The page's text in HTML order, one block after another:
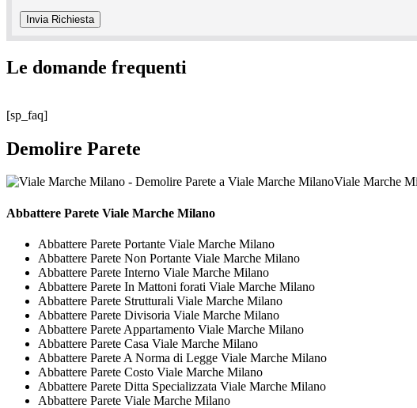
Le domande frequenti
[sp_faq]
Demolire Parete
Viale Marche
Abbattere Parete Viale Marche Milano
Abbattere Parete Portante Viale Marche Milano
Abbattere Parete Non Portante Viale Marche Milano
Abbattere Parete Interno Viale Marche Milano
Abbattere Parete In Mattoni forati Viale Marche Milano
Abbattere Parete Strutturali Viale Marche Milano
Abbattere Parete Divisoria Viale Marche Milano
Abbattere Parete Appartamento Viale Marche Milano
Abbattere Parete Casa Viale Marche Milano
Abbattere Parete A Norma di Legge Viale Marche Milano
Abbattere Parete Costo Viale Marche Milano
Abbattere Parete Ditta Specializzata Viale Marche Milano
Abbattere Parete Viale Marche Milano